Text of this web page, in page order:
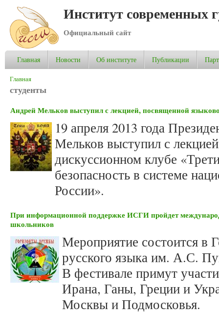
Институт современных
Официальный сайт
Главная Новости Об институте Публикации
Вы здесь
Главная
студенты
Андрей Мельков выступил с лекцией, посвященной
19 апреля 2013 года
Мельков выступил с
дискуссионном клубе
безопасность в системе
России».
При информационной поддержке ИСГИ пройдет
школьников
Мероприятие состоится в
русского языка им. А.С.
В фестивале примут
Ирана, Ганы, Греции и
Москвы и Подмосковья.